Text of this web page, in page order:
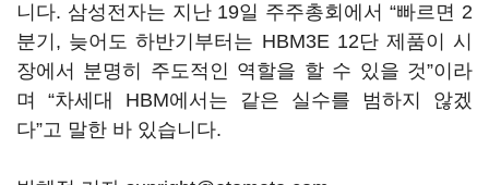
니다. 삼성전자는 지난 19일 주주총회에서 “빠르면 2
분기, 늦어도 하반기부터는 HBM3E 12단 제품이 시
장에서 분명히 주도적인 역할을 할 수 있을 것”이라
며 “차세대 HBM에서는 같은 실수를 범하지 않겠
다”고 말한 바 있습니다.